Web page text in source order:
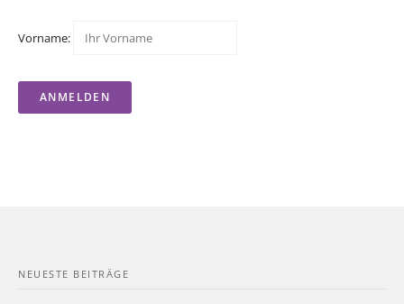
Vorname:
NEUESTE BEITRÄGE